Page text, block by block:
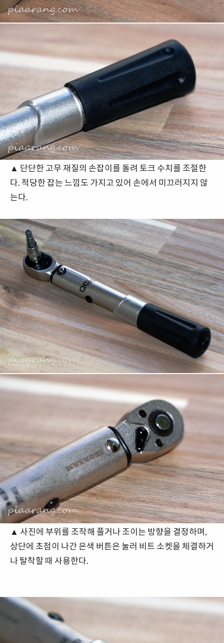
▲ 단단한 고무 재질의 손잡이를 돌려 토크 수치를 조절한
다. 적당한 잡는 느낌도 가지고 있어 손에서 미끄러지지 않
는다.
▲ 사진에 부위를 조작해 풀거나 조이는 방향을 결정하며,
상단에 초점이 나간 은색 버튼은 눌러 비트 소켓을 체결하거
나 탈착할 때 사용한다.